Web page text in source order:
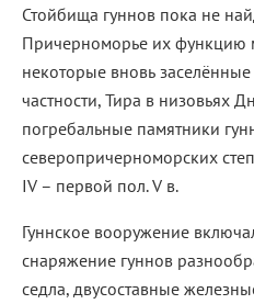
Стойбища гуннов пока не
Причерноморье их функцию
некоторые вновь
частности, Тира в низовьях
погребальные памятники
северопричерноморских
IV – первой пол. V в.
Гуннское вооружение
снаряжение гуннов
седла, двусоставные